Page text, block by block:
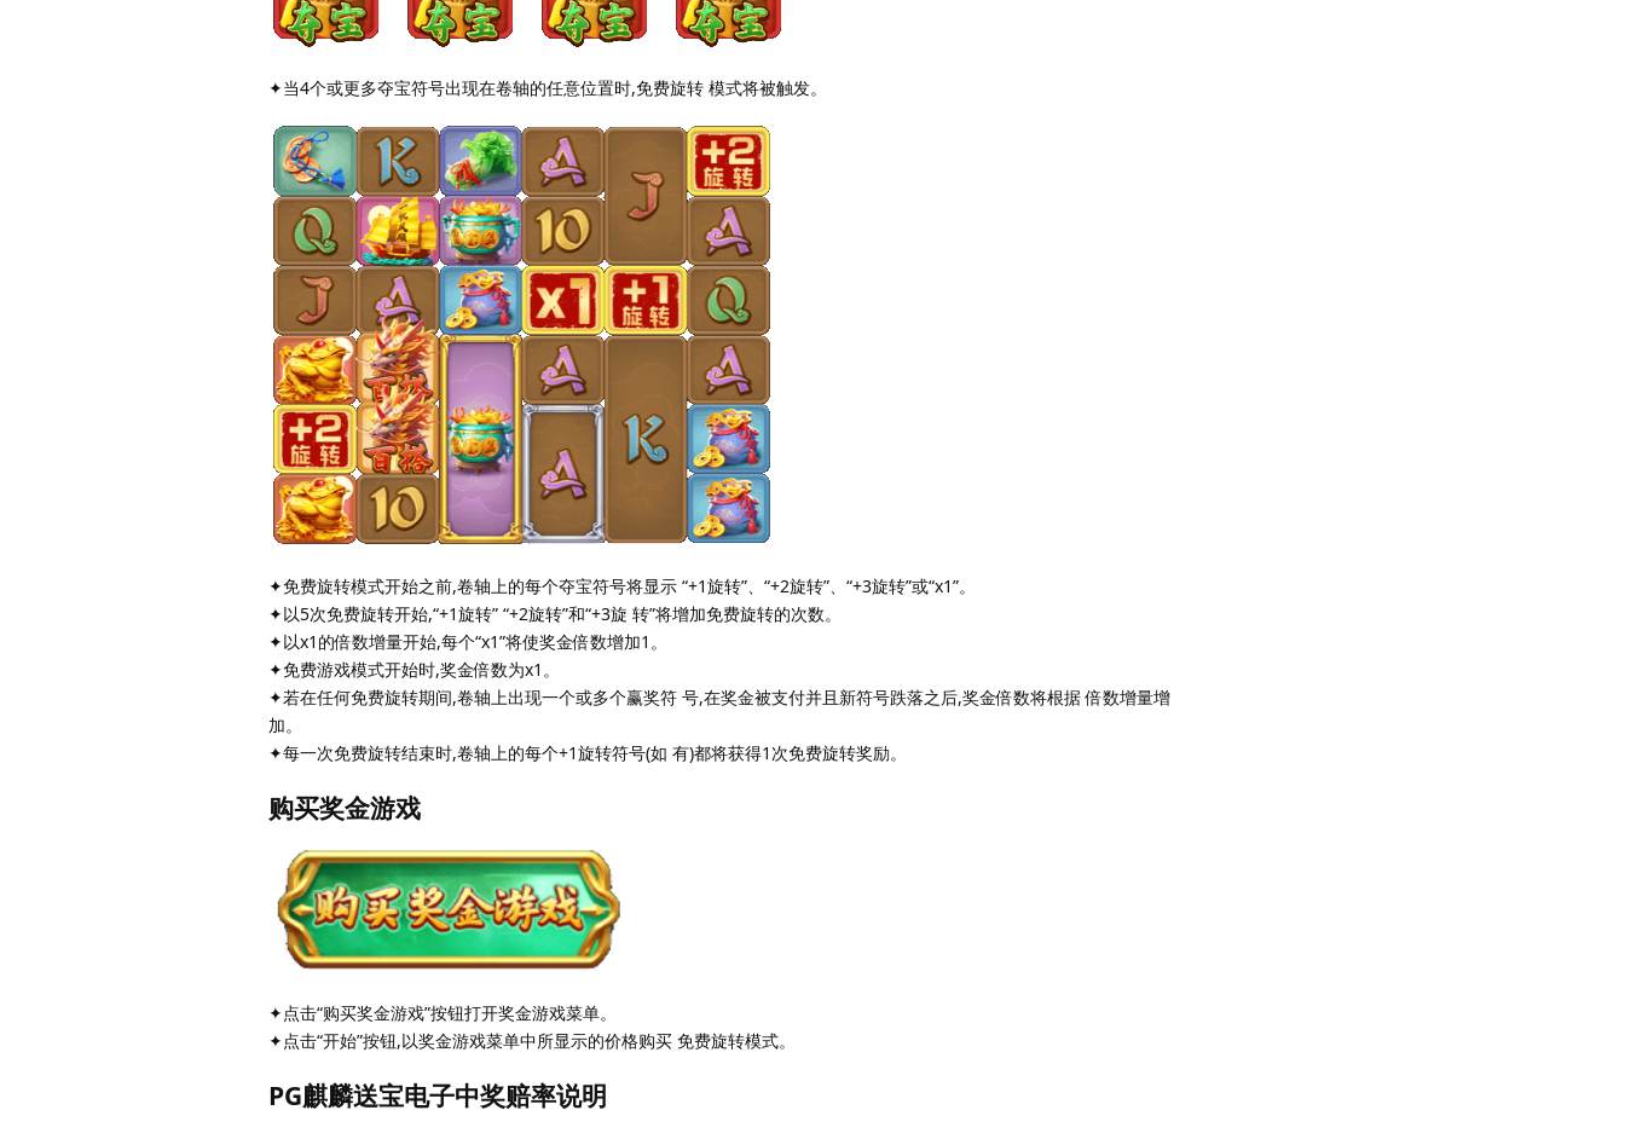
✦当4个或更多夺宝符号出现在卷轴的任意位置时,免费旋转 模式将被触发。
✦免费旋转模式开始之前,卷轴上的每个夺宝符号将显示 “+1旋转”、“+2旋转”、“+3旋转”或“x1”。
✦以5次免费旋转开始,“+1旋转” “+2旋转”和“+3旋 转”将增加免费旋转的次数。
✦以x1的倍数增量开始,每个“x1”将使奖金倍数增加1。
✦免费游戏模式开始时,奖金倍数为x1。
✦若在任何免费旋转期间,卷轴上出现一个或多个赢奖符 号,在奖金被支付并且新符号跌落之后,奖金倍数将根据 倍数增量增
加。
✦每一次免费旋转结束时,卷轴上的每个+1旋转符号(如 有)都将获得1次免费旋转奖励。
购买奖金游戏
✦点击“购买奖金游戏”按钮打开奖金游戏菜单。
✦点击“开始”按钮,以奖金游戏菜单中所显示的价格购买 免费旋转模式。
PG麒麟送宝电子中奖赔率说明